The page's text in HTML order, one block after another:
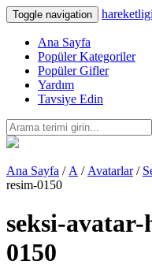
Toggle navigation
Ana Sayfa
Popüler Kategoriler
Popüler Gifler
Yardım
Tavsiye Edin
Ana Sayfa / A / Avatarlar/
resim-0150
seksi-
0150